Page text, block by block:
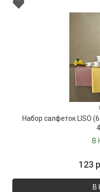
Набор салфеток LISO
В
123
В